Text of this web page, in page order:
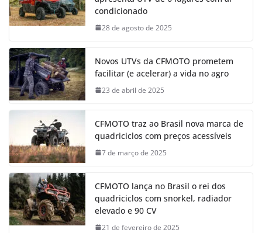
condicionado
28 de agosto de 2025
Novos UTVs da CFMOTO prometem
facilitar (e acelerar) a vida no agro
23 de abril de 2025
CFMOTO traz ao Brasil nova marca de
quadriciclos com preços acessíveis
7 de março de 2025
CFMOTO lança no Brasil o rei dos
quadriciclos com snorkel, radiador
elevado e 90 CV
21 de fevereiro de 2025